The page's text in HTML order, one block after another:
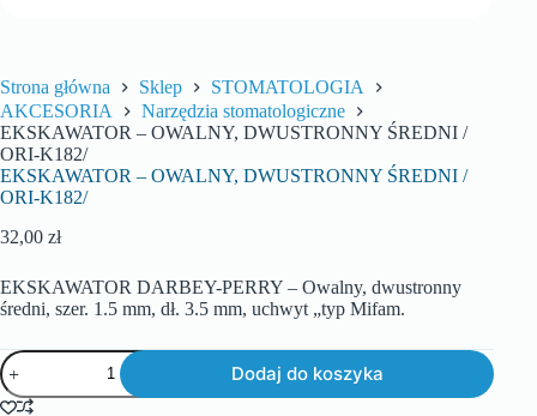
Strona główna Sklep
STOMATOLOGIA
AKCESORIA
Narzędzia stomatologiczne
EKSKAWATOR – OWALNY, DWUSTRONNY ŚREDNI /
ORI-K182/
EKSKAWATOR – OWALNY, DWUSTRONNY ŚREDNI /
ORI-K182/
32,00 zł
EKSKAWATOR DARBEY-PERRY – Owalny, dwustronny
średni, szer. 1.5 mm, dł. 3.5 mm, uchwyt „typ Mifam.
Dodaj do koszyka